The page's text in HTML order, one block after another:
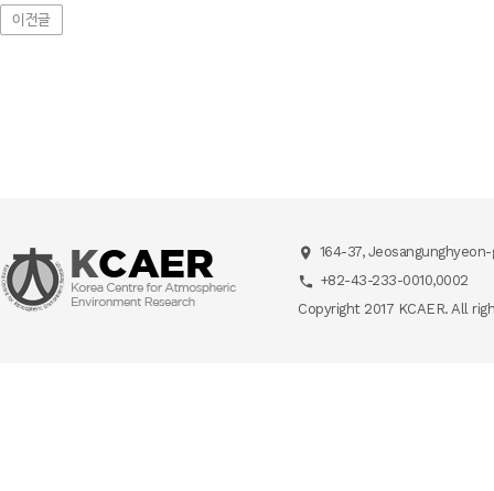
이전글
164-37,
+82-43-233-0010,0002
Copyright 2017 KCAER. All